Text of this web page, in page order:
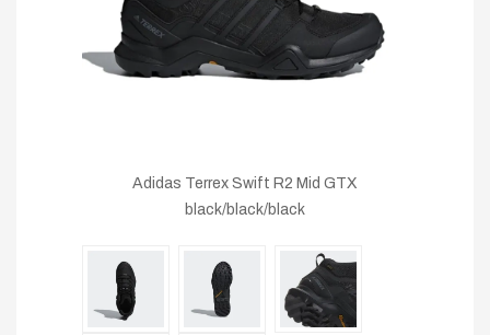
Adidas Terrex Swift R2 Mid GTX
black/black/black